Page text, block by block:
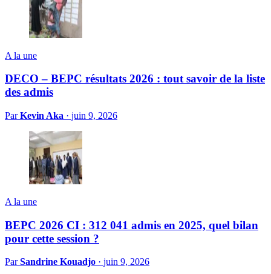
A la une
DECO – BEPC résultats 2026 : tout savoir de la liste
des admis
ParKevin Aka · juin 9, 2026
A la une
BEPC 2026 CI : 312 041 admis en 2025, quel bilan
pour cette session ?
ParSandrine Kouadjo · juin 9, 2026